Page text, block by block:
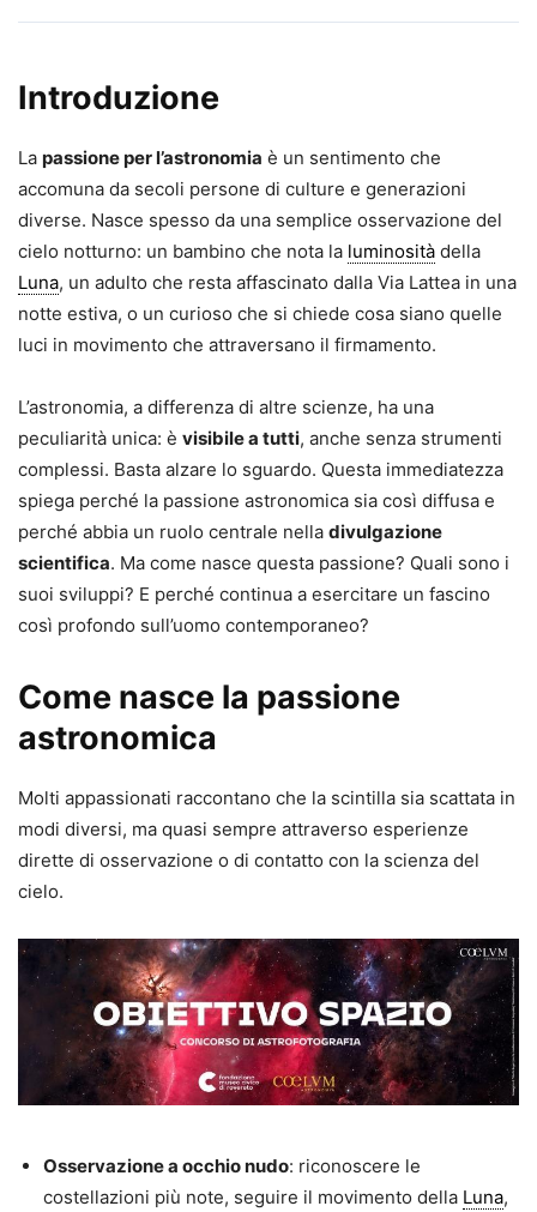
Introduzione
La passione per l’astronomia è un sentimento che
accomuna da secoli persone di culture e generazioni
diverse. Nasce spesso da una semplice osservazione del
cielo notturno: un bambino che nota la luminosità della
Luna, un adulto che resta affascinato dalla Via Lattea in una
notte estiva, o un curioso che si chiede cosa siano quelle
luci in movimento che attraversano il firmamento.
L’astronomia, a differenza di altre scienze, ha una
peculiarità unica: è visibile a tutti, anche senza strumenti
complessi. Basta alzare lo sguardo. Questa immediatezza
spiega perché la passione astronomica sia così diffusa e
perché abbia un ruolo centrale nella divulgazione
scientifica. Ma come nasce questa passione? Quali sono i
suoi sviluppi? E perché continua a esercitare un fascino
così profondo sull’uomo contemporaneo?
Come nasce la passione
astronomica
Molti appassionati raccontano che la scintilla sia scattata in
modi diversi, ma quasi sempre attraverso esperienze
dirette di osservazione o di contatto con la scienza del
cielo.
Osservazione a occhio nudo: riconoscere le
costellazioni più note, seguire il movimento della Luna,